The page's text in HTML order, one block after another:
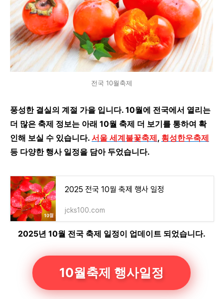
전국 10월축제
풍성한 결실의 계절 가을 입니다. 10월에 전국에서 열리는
더 많은 축제 정보는 아래 10월 축제 더 보기를 통하여 확
인해 보실 수 있습니다. 서울 세계불꽃축제, 횡성한우축제
등 다양한 행사 일정을 담아 두었습니다.
2025 전국 10월 축제 행사 일정
jcks100.com
2025년 10월 전국 축제 일정이 업데이트 되었습니다.
10월축제 행사일정